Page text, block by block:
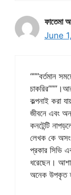
ফাতেমা
June
“””বর্তমান
কল্পনাই করা
জীবনে এবং
কনটেন্টি
লেখক কে
প্রকার সিভি
ধরেছেন।
অনেক উপকৃত